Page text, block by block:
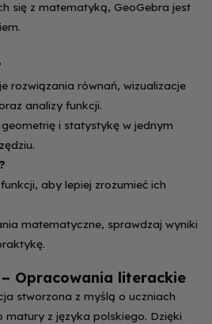
się z matematyką, GeoGebra jest
rozwiązania równań, wizualizacje
analizy funkcji.
i statystykę w jednym
aby lepiej zrozumieć ich
matematyczne, sprawdzaj wyniki
Opracowania literackie
stworzona z myślą o uczniach
z języka polskiego. Dzięki